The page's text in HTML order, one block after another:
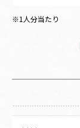
※1人分当たり